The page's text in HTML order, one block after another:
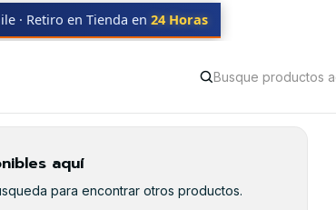
· Retiro en Tienda en 24 Horas
aquí
para encontrar otros productos.